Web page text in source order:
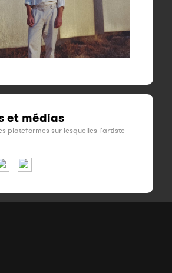
et médias
plateformes sur lesquelles l'artiste